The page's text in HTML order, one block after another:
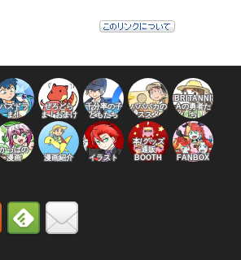
パズドラ
ま！
ぜろどら
ま！おまけ
千分率の子
どもたち
パパバカの
ススメ
BRITANNI
Aの勇者た
ち
かっぱの
漫画
漫画紹介 イラスト
本/グッズ
通販
BOOTH
FANBOX